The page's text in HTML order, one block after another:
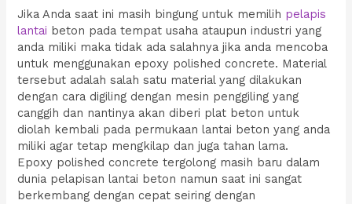
Jika Anda saat ini masih bingung untuk memilih pelapis
lantai beton pada tempat usaha ataupun industri yang
anda miliki maka tidak ada salahnya jika anda mencoba
untuk menggunakan epoxy polished concrete. Material
tersebut adalah salah satu material yang dilakukan
dengan cara digiling dengan mesin penggiling yang
canggih dan nantinya akan diberi plat beton untuk
diolah kembali pada permukaan lantai beton yang anda
miliki agar tetap mengkilap dan juga tahan lama.
Epoxy polished concrete tergolong masih baru dalam
dunia pelapisan lantai beton namun saat ini sangat
berkembang dengan cepat seiring dengan